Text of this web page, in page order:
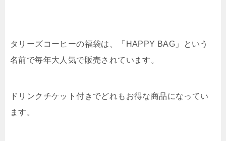
タリーズコーヒーの福袋は、「 HAPPY BAG」という
名前で毎年大人気で販売されています。
ドリンクチケット付きでどれもお得な商品になってい
ます。